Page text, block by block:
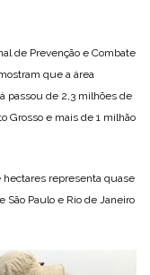
de Prevenção e Combate
que a área
passou de 2,3 milhões de
Grosso e mais de 1 milhão
hectares representa quase
São Paulo e Rio de Janeiro